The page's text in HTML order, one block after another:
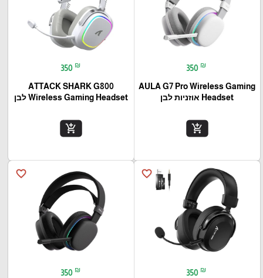
350 ₪
AULA G7 Pro Wireless Gaming
Headset אוזניות לבן
add_shopping_cart
350 ₪
ATTACK SHARK G800
Wireless Gaming Headset לבן
add_shopping_cart
favorite_border
350 ₪
favorite_border
350 ₪